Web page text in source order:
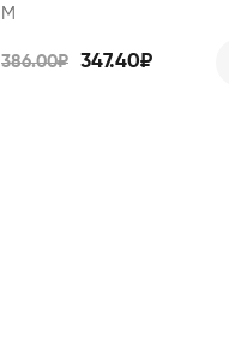
М
386.00₽ 347.40₽